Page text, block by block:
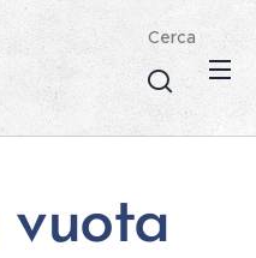
Cerca
vuota